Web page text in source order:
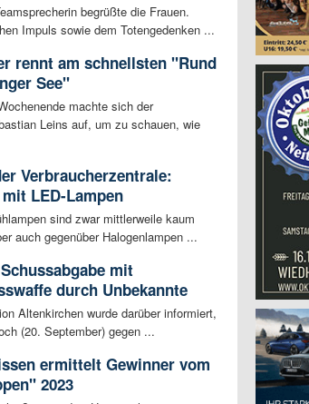
begrüßte die Frauen.
Impuls sowie dem Totengedenken ...
rennt am schnellsten "Rund
See"
machte sich der
Leins auf, um zu schauen, wie
Verbraucherzentrale:
LED-Lampen
sind zwar mittlerweile kaum
auch gegenüber Halogenlampen ...
mit
durch Unbekannte
Altenkirchen wurde darüber informiert,
(20. September) gegen ...
ermittelt Gewinner vom
2023